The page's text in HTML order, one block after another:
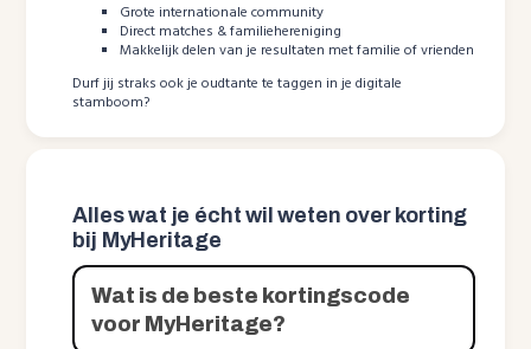
Grote internationale community
Direct matches & familiehereniging
Makkelijk delen van je resultaten met familie of vrienden
Durf jij straks ook je oudtante te taggen in je digitale
stamboom?
Alles wat je écht wil weten over korting
bij MyHeritage
Wat is de beste kortingscode
voor MyHeritage?